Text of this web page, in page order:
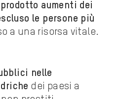
prodotto aumenti dei
le persone più
a una risorsa vitale.
nelle
dei paesi a